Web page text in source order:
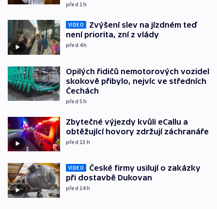
před 1h
VIDEO
Zvýšení slev na jízdném teď
není priorita, zní z vlády
před 4h
Opilých řidičů nemotorových vozidel
skokově přibylo, nejvíc ve středních
Čechách
před 5h
Zbytečné výjezdy kvůli eCallu a
obtěžující hovory zdržují záchranáře
před 13 h
VIDEO
České firmy usilují o zakázky
při dostavbě Dukovan
před 14h